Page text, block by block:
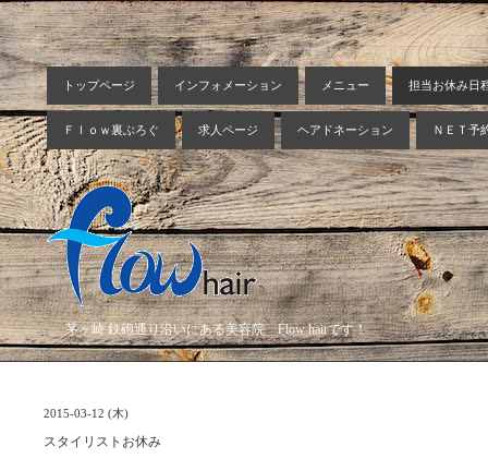
トップページ インフォメーション メニュー 担当お休み日
Ｆｌｏｗ裏ぶろぐ 求人ページ ヘアドネーション ＮＥＴ予
茅ヶ崎 鉄砲通り沿いにある美容院 Flow hairです！
2015-03-12 (木)
スタイリストお休み